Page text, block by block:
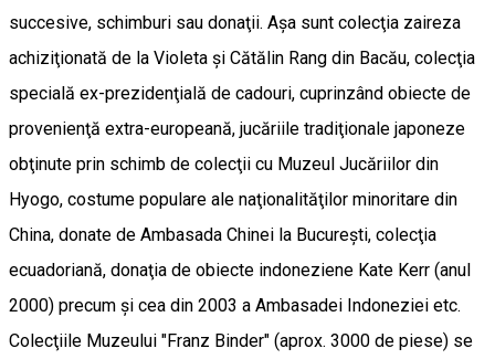
succesive, schimburi sau donaţii. Aşa sunt colecţia zaireza
achiziţionată de la Violeta şi Cătălin Rang din Bacău, colecţia
specială ex-prezidenţială de cadouri, cuprinzând obiecte de
provenienţă extra-europeană, jucăriile tradiţionale japoneze
obţinute prin schimb de colecţii cu Muzeul Jucăriilor din
Hyogo, costume populare ale naţionalităţilor minoritare din
China, donate de Ambasada Chinei la Bucureşti, colecţia
ecuadoriană, donaţia de obiecte indoneziene Kate Kerr (anul
2000) precum şi cea din 2003 a Ambasadei Indoneziei etc.
Colecţiile Muzeului "Franz Binder" (aprox. 3000 de piese) se